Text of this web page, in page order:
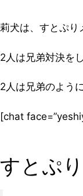
莉犬は、すとぷり
2人は兄弟対決を
2人は兄弟のよう
[chat
すとぷ